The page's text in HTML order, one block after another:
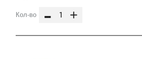
Кол-во - +